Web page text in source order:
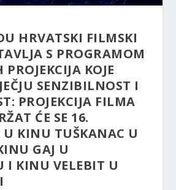
HRVATSKI FILMSKI
S PROGRAMOM
KOJE
SENZIBILNOST I
PROJEKCIJA FILMA
ĆE SE 16.
U KINU TUŠKANAC U
GAJ U
I KINU VELEBIT U